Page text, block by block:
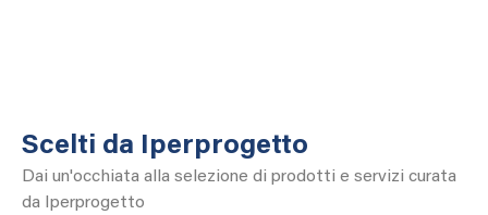
Scelti da Iperprogetto
Dai un'occhiata alla selezione di prodotti e servizi curata
da Iperprogetto